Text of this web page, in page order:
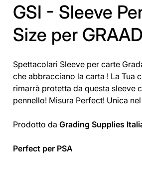
GSI - Sleeve
Size per
Spettacolari Sleeve per carte
che abbracciano la carta ! La Tua
rimarrà protetta da questa sleeve
pennello! Misura Perfect! Unica
Prodotto da Grading Supplies
Perfect per PSA